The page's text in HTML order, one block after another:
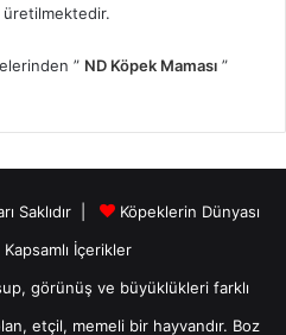
üretilmektedir.
” ND Köpek Maması ”
Saklıdır |
Köpeklerin Dünyası
Kapsamlı İçerikler
görünüş ve büyüklükleri farklı
etçil, memeli bir hayvandır. Boz